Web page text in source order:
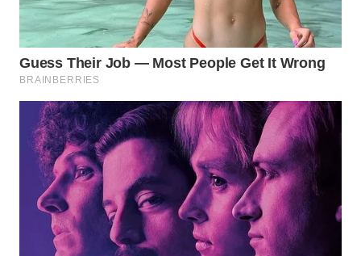
SELEB
WAHANA
PERSONA
WAHANA
OTOMOTIF
WAHANA
HEALTH
WAHANA
DESA